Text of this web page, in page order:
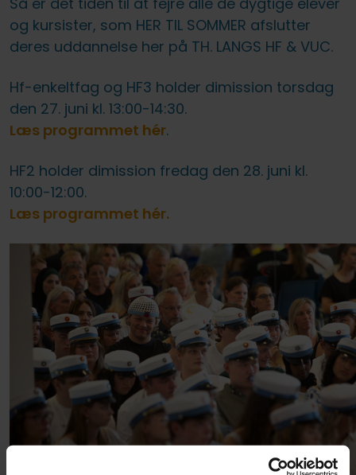
og kursister, som HER TIL SOMMER afslutter
deres uddannelse her på TH. LANGS HF & VUC.
Hf-enkeltfag og HF3 holder dimission torsdag
den 27. juni kl. 13:00-14:30.
Læs programmet hér.
HF2 holder dimission fredag den 28. juni kl.
10:00-12:00.
Læs programmet hér.